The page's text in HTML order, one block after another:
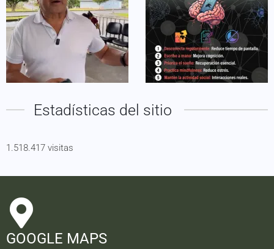
Estadísticas del sitio
1.518.417 visitas
GOOGLE MAPS